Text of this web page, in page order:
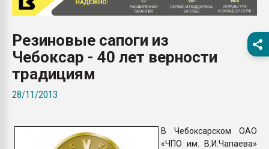
28.07.2026
28.07.2026
ПЕРЕЙТИ НА
Резиновые сапоги из
Чебоксар - 40 лет верности
традициям
28/11/2013
В Чебоксарском ОАО
«ЧПО им. В.И.Чапаева»